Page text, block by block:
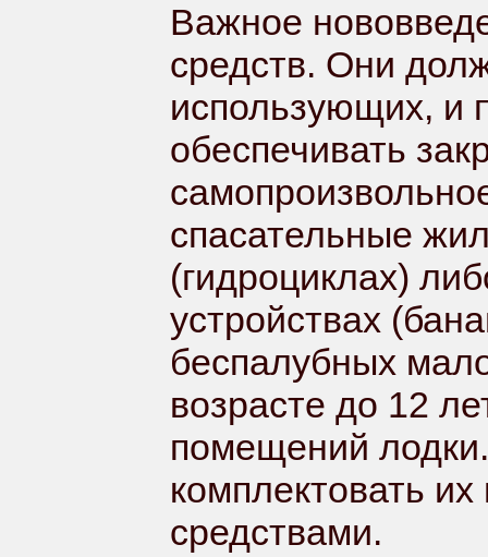
Важное
средств. Они
использующих, и
обеспечивать
спасательные
(гидроциклах)
устройствах
беспалубных
возрасте до 12
помещений
комплектовать
средствами.